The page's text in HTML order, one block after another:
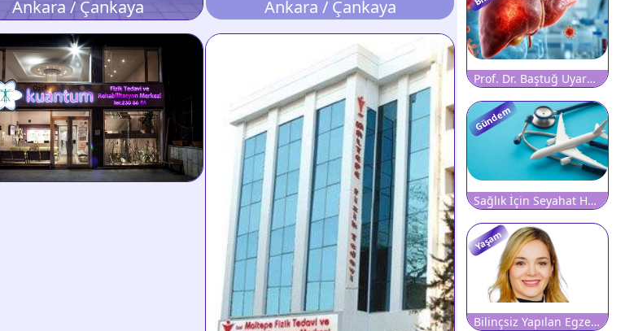
Ankara / Çankaya
Ankara / Çankaya
Prof. Dr. Baştuğ Uyardı: Hepatitte Sessiz İlerleyişi Etkin Tarama Durdurabilir
Gündem
Sağlık İçin Seyahat Harcamaları 10,6 Milyar Lirayı Aştı
Yaşam
Bilinçsiz Yapılan Egzersiz Bel Fıtığı Riskini Artırabilir